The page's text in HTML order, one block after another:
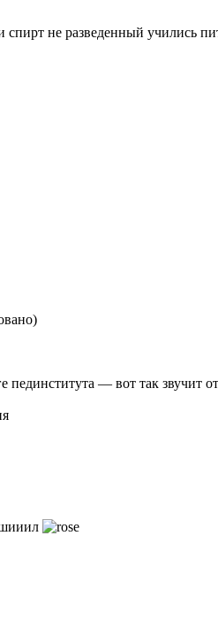
спирт не разведенный учились
пединститута — вот так звучит